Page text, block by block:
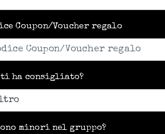
Coupon/Voucher regalo
ti ha consigliato?
minori nel gruppo?